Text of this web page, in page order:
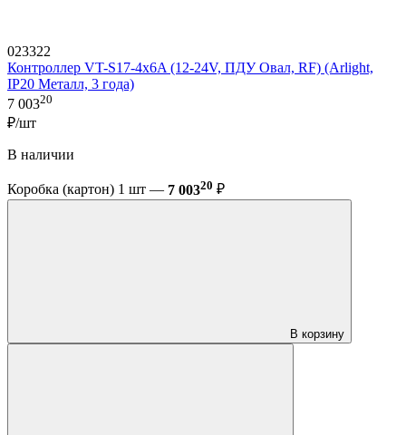
023322
Контроллер VT-S17-4x6A (12-24V, ПДУ Овал, RF) (Arlight,
IP20 Металл, 3 года)
7 00320
₽/шт
В наличии
Коробка (картон) 1 шт — 7 00320 ₽
В корзину